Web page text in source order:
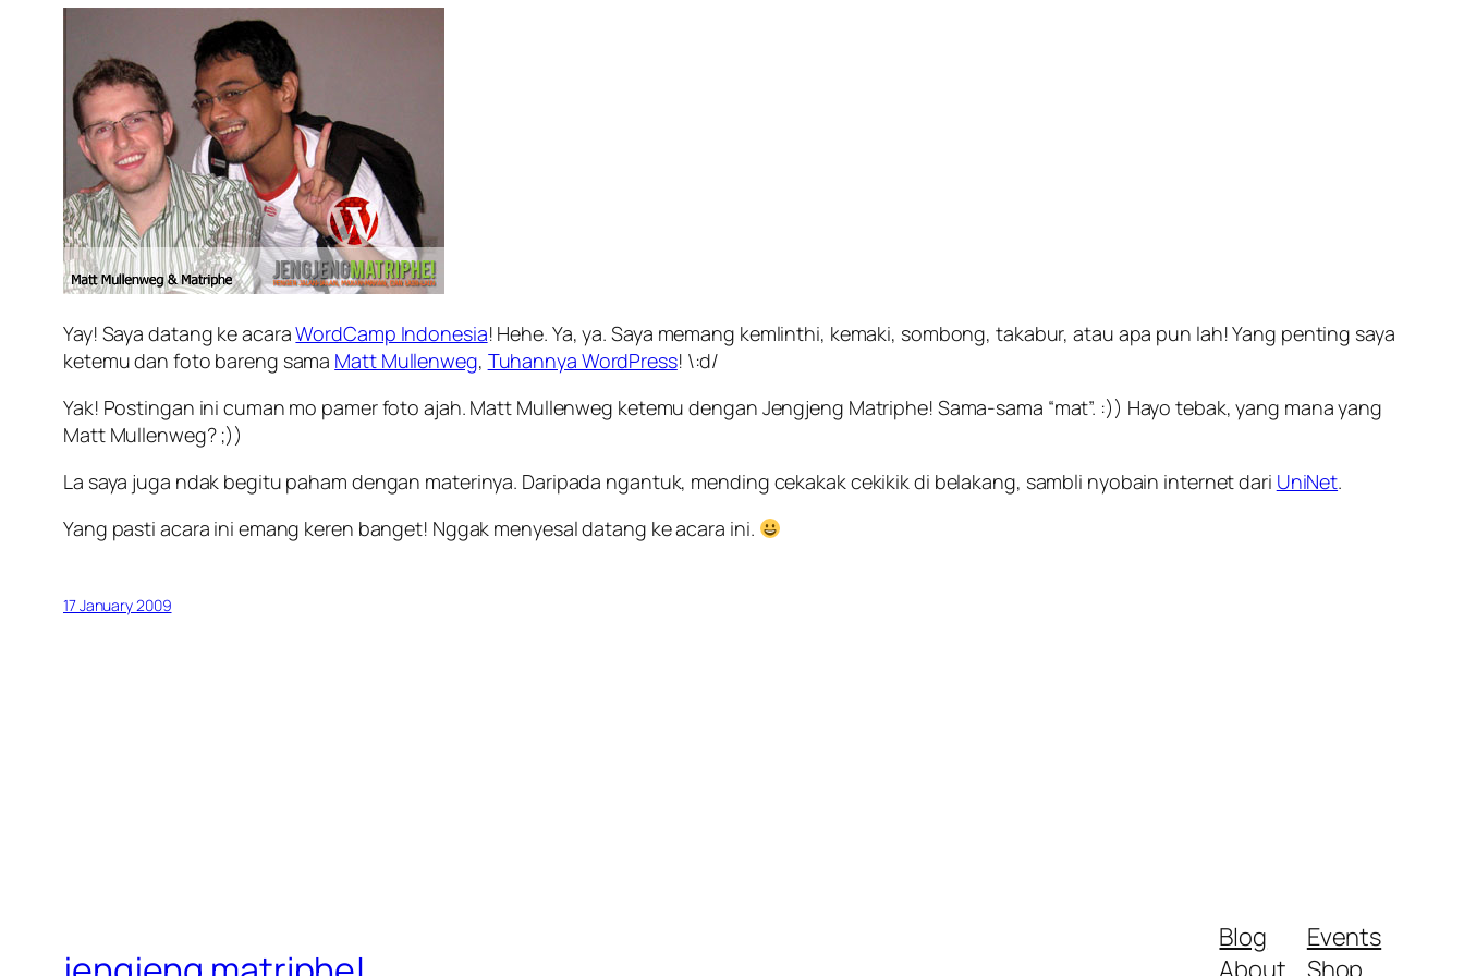
Yay! Saya datang ke acaraWordCamp Indonesia! Hehe. Ya, ya. Saya memang kemlinthi, kemaki, sombong, takabur, atau apa pun lah! Yang penting saya
ketemu dan foto bareng sama Matt Mullenweg, Tuhannya WordPress! \:d/
Yak! Postingan ini cuman mo pamer foto ajah. Matt Mullenweg ketemu dengan Jengjeng Matriphe! Sama-sama “mat”. :)) Hayo tebak, yang mana yang
Matt Mullenweg? ;))
La saya juga ndak begitu paham dengan materinya. Daripada ngantuk, mending cekakak cekikik di belakang, sambli nyobain internet dari UniNet.
Yang pasti acara ini emang keren banget! Nggak menyesal datang ke acara ini.
17 January 2009
Blog
Events